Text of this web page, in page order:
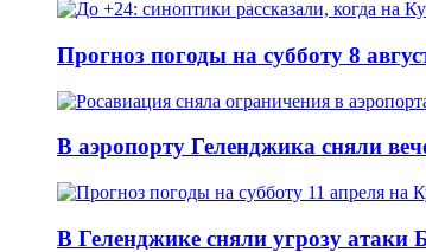
Прогноз погоды на субботу 8
В аэропорту Геленджика сняли
В Геленджике сняли угрозу атаки